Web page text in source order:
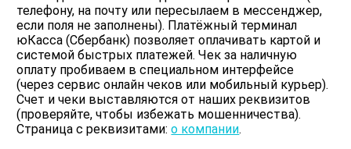
телефону, на почту или пересылаем в мессенджер,
если поля не заполнены). Платёжный терминал
юКасса (Сбербанк) позволяет оплачивать картой и
системой быстрых платежей. Чек за наличную
оплату пробиваем в специальном интерфейсе
(через сервис онлайн чеков или мобильный курьер).
Счет и чеки выставляются от наших реквизитов
(проверяйте, чтобы избежать мошенничества).
Страница с реквизитами:о компании.